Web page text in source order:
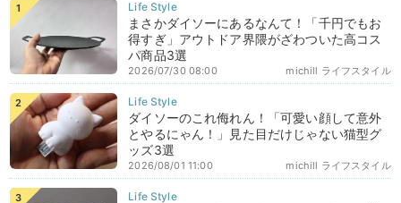
まさかダイソーにあるなんて！「千円でもお
得すぎ」アウトドア界隈がざわついた高コス
パ商品3選
michill ライフスタイル
2026/07/30 08:00
ダイソーのこれ侮れん！「可愛い顔して意外
とやるにゃん！」見た目だけじゃない猫型グ
ッズ3選
michill ライフスタイル
2026/08/01 11:00